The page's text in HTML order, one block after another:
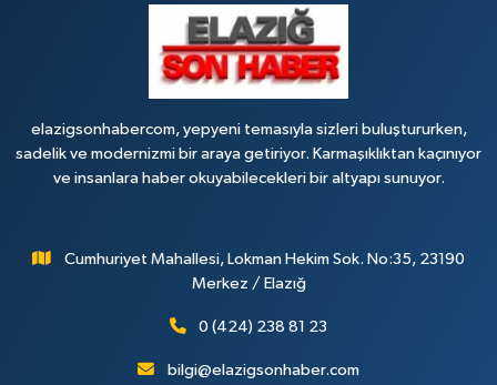
FIRAT ÜNÜVERSİTESİ HASTANESİNİN KARŞISI TRAFİK IŞIKLARININ YANI
Üniversite Mah.Yunus Emre Bulvarı No:2 A
Yol Tarifi Al
elazigsonhabercom, yepyeni temasıyla sizleri buluştururken,
sadelik ve modernizmi bir araya getiriyor. Karmaşıklıktan kaçınıyor
ve insanlara haber okuyabilecekleri bir altyapı sunuyor.
Cumhuriyet Mahallesi, Lokman Hekim Sok. No:35, 23190
Merkez / Elazığ
0 (424) 238 81 23
bilgi@elazigsonhaber.com